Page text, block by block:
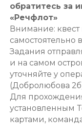
обратитесь за
«Речфлот»
Внимание:
самостоятельно
Задания
и на самом
уточняйте у
(Добролюбова
Для
установленным
картами,